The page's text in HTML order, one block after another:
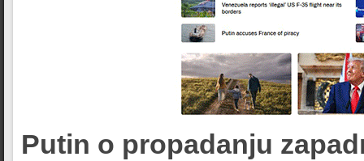
Putin o propadanju